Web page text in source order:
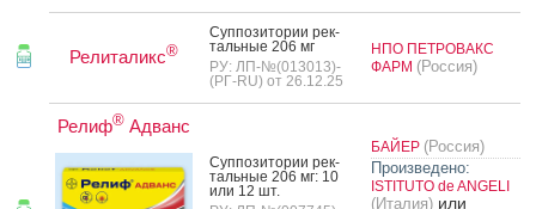
Релиталикс®
Суп­по­зито­рии рек­
таль­ные 206 мг
РУ: ЛП-№(013013)-
(РГ-RU) от 26.12.25
НПО ПЕТРОВАКС
ФАРМ (Россия)
Релиф®Адванс
Суп­по­зито­рии рек­
таль­ные 206 мг: 10
или 12 шт.
БАЙЕР (Россия)
Произведено:
ISTITUTO de ANGELI
(Италия) или